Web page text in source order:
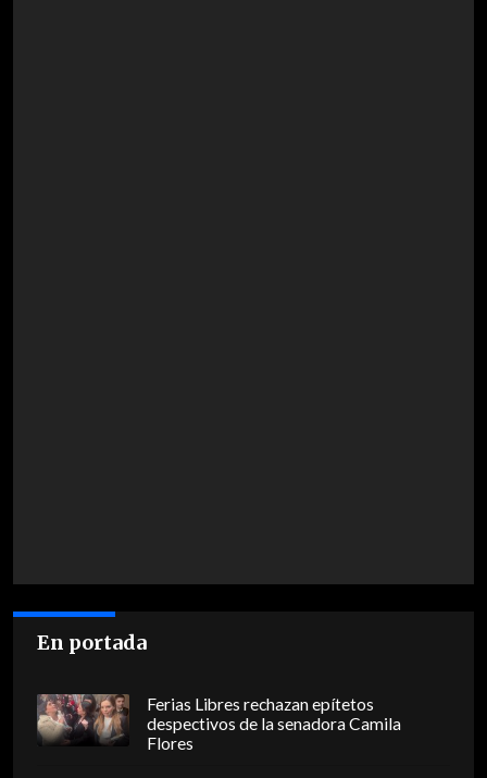
En portada
Ferias Libres rechazan epítetos
despectivos de la senadora Camila
Flores